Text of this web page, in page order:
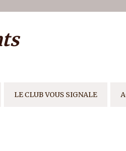
LE CLUB VOUS SIGNALE